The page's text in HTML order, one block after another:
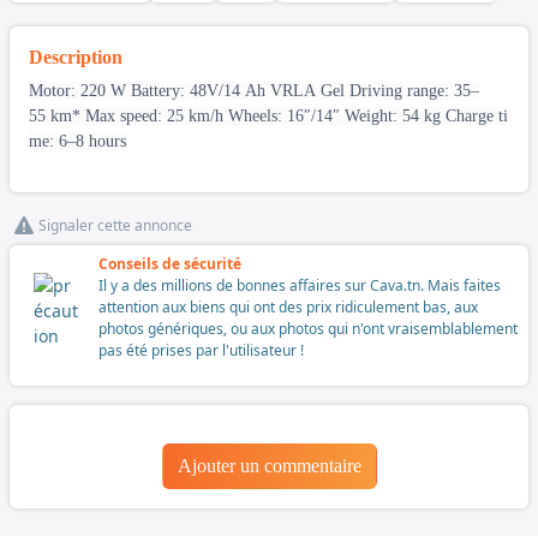
Description
Motor: 220 W Battery: 48V/14 Ah VRLA Gel Driving range: 35–
55 km* Max speed: 25 km/h Wheels: 16″/14″ Weight: 54 kg Charge ti
me: 6–8 hours
Signaler cette annonce
Conseils de sécurité
Il y a des millions de bonnes affaires sur Cava.tn. Mais faites
attention aux biens qui ont des prix ridiculement bas, aux
photos génériques, ou aux photos qui n'ont vraisemblablement
pas été prises par l'utilisateur !
Ajouter un commentaire